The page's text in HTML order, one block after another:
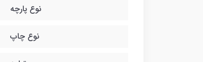
نوع پارچه
نوع چاپ